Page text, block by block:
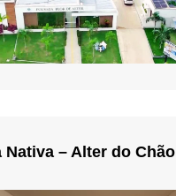
Nativa – Alter do Chão